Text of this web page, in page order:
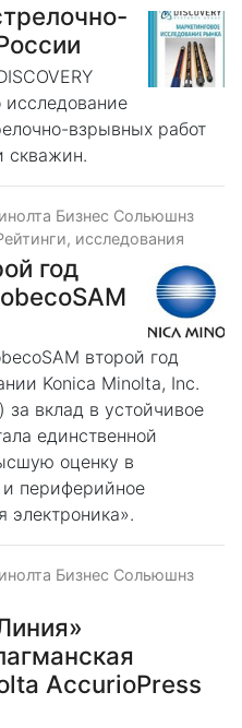
исследование
взрывных работ
скважин.
Бизнес Сольюшнз
исследования
год
второй год
Konica Minolta, Inc.
за вклад в устойчивое
единственной
оценку в
периферийное
электроника».
Бизнес Сольюшнз
AccurioPress